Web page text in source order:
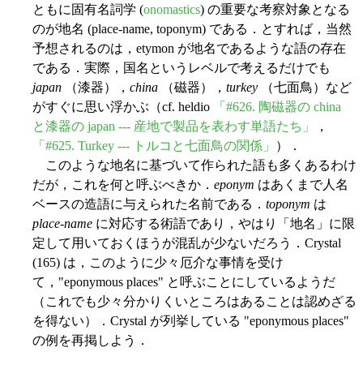
ともに固有名詞学 (onomastics) の重要な考察対象となる
のが地名 (place-name, toponym) である．とすれば，当然
予想されるのは，etymon が地名であるような語の存在
である．実際，国名というレベルで考えるだけでも
japan （漆器）， china （磁器）， turkey （七面鳥）など
がすぐに思い浮かぶ（cf. heldio
「#626. 陶磁器の china
と漆器の japan --- 産地で製品を表わす単語たち」
，
「#625. Turkey --- トルコと七面鳥の関係」
）．
このような地名に基づいて作られた語も多くあるわけ
だが，これを何と呼ぶべきか． eponym はあくまで人名
ベースの造語に与えられた名前である． toponym は
place-name に対応する術語であり，やはり「地名」に限
定して用いておくほうが混乱が少ないだろう．Crystal
(165) は，このように少々厄介な事情を受け
て，"eponymous places" と呼ぶことにしているようだ
（これでも少々分かりくいところはあることは認めざる
を得ない）．Crystal が列挙している "eponymous places"
の例を再掲しよう．